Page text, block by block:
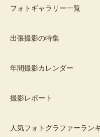
フォトギャラリー一覧
出張撮影の特集
年間撮影カレンダー
撮影レポート
人気フォトグラファーラン